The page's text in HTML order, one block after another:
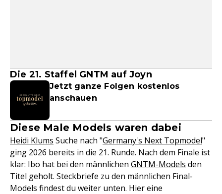
Die 21. Staffel GNTM auf Joyn
Jetzt ganze Folgen kostenlos
anschauen
Diese Male Models waren dabei
Heidi Klums Suche nach "Germany's Next Topmodel"
ging 2026 bereits in die 21. Runde. Nach dem Finale ist
klar: Ibo hat bei den männlichen GNTM-Models den
Titel geholt. Steckbriefe zu den männlichen Final-
Models findest du weiter unten. Hier eine